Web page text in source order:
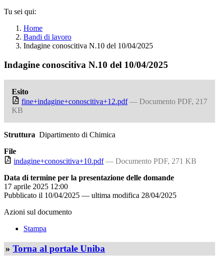
Tu sei qui:
Home
Bandi di lavoro
Indagine conoscitiva N.10 del 10/04/2025
Indagine conoscitiva N.10 del 10/04/2025
Esito
fine+indagine+conoscitiva+12.pdf — Documento PDF, 217
KB
Struttura Dipartimento di Chimica
File
indagine+conoscitiva+10.pdf — Documento PDF, 271 KB
Data di termine per la presentazione delle domande
17 aprile 2025 12:00
Pubblicato il 10/04/2025 — ultima modifica 28/04/2025
Azioni sul documento
Stampa
» Torna al portale Uniba